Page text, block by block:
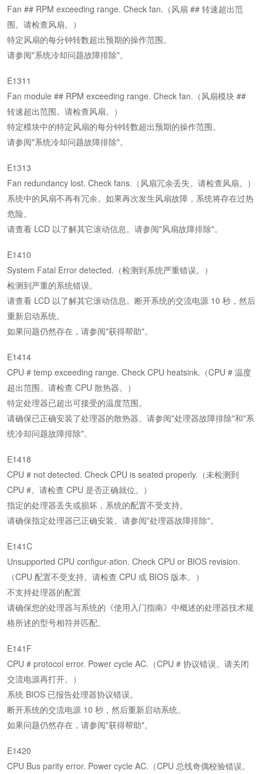
Fan ## RPM exceeding range. Check fan.（风扇 ## 转速超出范
围。请检查风扇。）
特定风扇的每分钟转数超出预期的操作范围。
请参阅"系统冷却问题故障排除"。
E1311
Fan module ## RPM exceeding range. Check fan.（风扇模块 ##
转速超出范围。请检查风扇。）
特定模块中的特定风扇的每分钟转数超出预期的操作范围。
请参阅"系统冷却问题故障排除"。
E1313
Fan redundancy lost. Check fans.（风扇冗余丢失。请检查风扇。）
系统中的风扇不再有冗余。如果再次发生风扇故障，系统将存在过热
危险。
请查看 LCD 以了解其它滚动信息。请参阅"风扇故障排除"。
E1410
System Fatal Error detected.（检测到系统严重错误。）
检测到严重的系统错误。
请查看 LCD 以了解其它滚动信息。断开系统的交流电源 10 秒，然后
重新启动系统。
如果问题仍然存在，请参阅"获得帮助"。
E1414
CPU # temp exceeding range. Check CPU heatsink.（CPU # 温度
超出范围。请检查 CPU 散热器。）
特定处理器已超出可接受的温度范围。
请确保已正确安装了处理器的散热器。请参阅"处理器故障排除"和"系
统冷却问题故障排除"。
E1418
CPU # not detected. Check CPU is seated properly.（未检测到
CPU #。请检查 CPU 是否正确就位。）
指定的处理器丢失或损坏，系统的配置不受支持。
请确保指定处理器已正确安装。请参阅"处理器故障排除"。
E141C
Unsupported CPU configur-ation. Check CPU or BIOS revision.
（CPU 配置不受支持。请检查 CPU 或 BIOS 版本。）
不支持处理器的配置
请确保您的处理器与系统的《使用入门指南》中概述的处理器技术规
格所述的型号相符并匹配。
E141F
CPU # protocol error. Power cycle AC.（CPU # 协议错误。请关闭
交流电源再打开。）
系统 BIOS 已报告处理器协议错误。
断开系统的交流电源 10 秒，然后重新启动系统。
如果问题仍然存在，请参阅"获得帮助"。
E1420
CPU Bus parity error. Power cycle AC.（CPU 总线奇偶校验错误。